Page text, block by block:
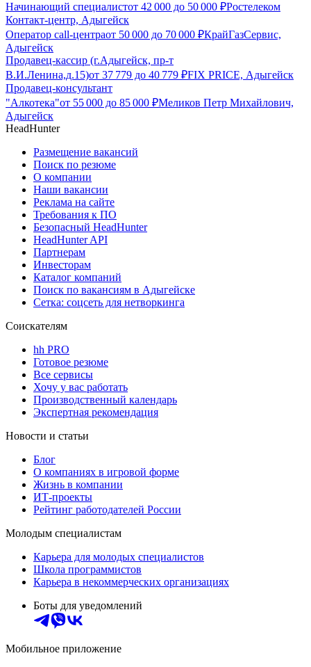
Начинающий специалистот 42 000 до 50 000 ₽Ростелеком
Контакт-центр, Адыгейск
Оператор call-центраот 50 000 до 70 000 ₽КрайГазСервис,
Адыгейск
Продавец-кассир (г.Адыгейск, пр-т
В.И.Ленина,д.15)от 37 779 до 40 779 ₽FIX PRICE, Адыгейск
Продавец-консультант
"Алкотека"от 55 000 до 85 000 ₽Меликов Петр Михайлович,
Адыгейск
HeadHunter
Размещение вакансий
Поиск по резюме
О компании
Наши вакансии
Реклама на сайте
Требования к ПО
Безопасный HeadHunter
HeadHunter API
Партнерам
Инвесторам
Каталог компаний
Поиск по вакансиям в Адыгейске
Сетка: соцсеть для нетворкинга
Соискателям
hh PRO
Готовое резюме
Все сервисы
Хочу у вас работать
Производственный календарь
Экспертная рекомендация
Новости и статьи
Блог
О компаниях в игровой форме
Жизнь в компании
ИТ-проекты
Рейтинг работодателей России
Молодым специалистам
Карьера для молодых специалистов
Школа программистов
Карьера в некоммерческих организациях
Боты для уведомлений
Мобильное приложение